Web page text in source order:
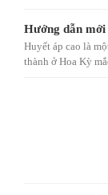
Hướng dẫn mới
Huyết áp cao là
thành ở Hoa Kỳ